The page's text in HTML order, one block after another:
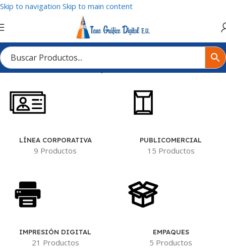
Skip to navigation Skip to main content
Inicio/Tienda/Productos etiquetados “Pendon”
LÍNEA CORPORATIVA
9 Productos
PUBLICOMERCIAL
15 Productos
IMPRESIÓN DIGITAL
21 Productos
EMPAQUES
5 Productos